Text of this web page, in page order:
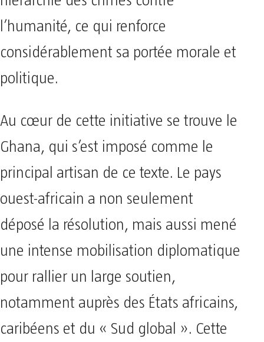
l’humanité, ce qui renforce
considérablement sa portée morale et
politique.
Au cœur de cette initiative se trouve le
Ghana, qui s’est imposé comme le
principal artisan de ce texte. Le pays
ouest-africain a non seulement
déposé la résolution, mais aussi mené
une intense mobilisation diplomatique
pour rallier un large soutien,
notamment auprès des États africains,
caribéens et du « Sud global ». Cette